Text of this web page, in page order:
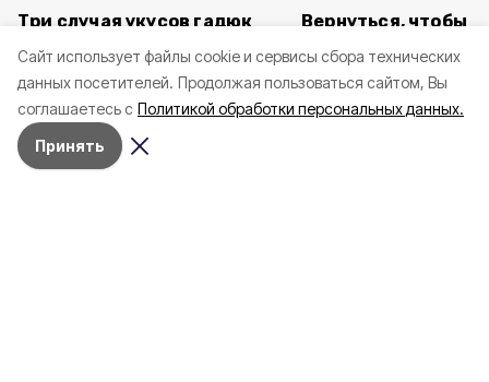
Cайт использует файлы cookie и сервисы сбора технических
данных посетителей. Продолжая пользоваться сайтом, Вы
соглашаетесь с Политикой обработки персональных данных.
Принять
Три случая укусов гадюк
Белгородской области с
начала года
Вернуться, чтобы
в Белгородскую
пять лет